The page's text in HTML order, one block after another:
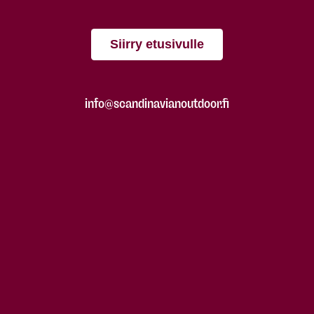
Siirry etusivulle
info@scandinavianoutdoor.fi